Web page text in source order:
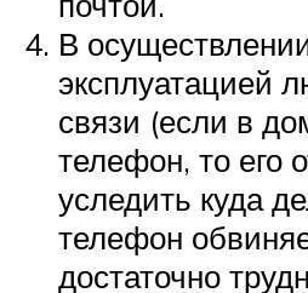
В
эксплуатацией
связи (если в
телефон, то его
уследить куда
телефон
достаточно